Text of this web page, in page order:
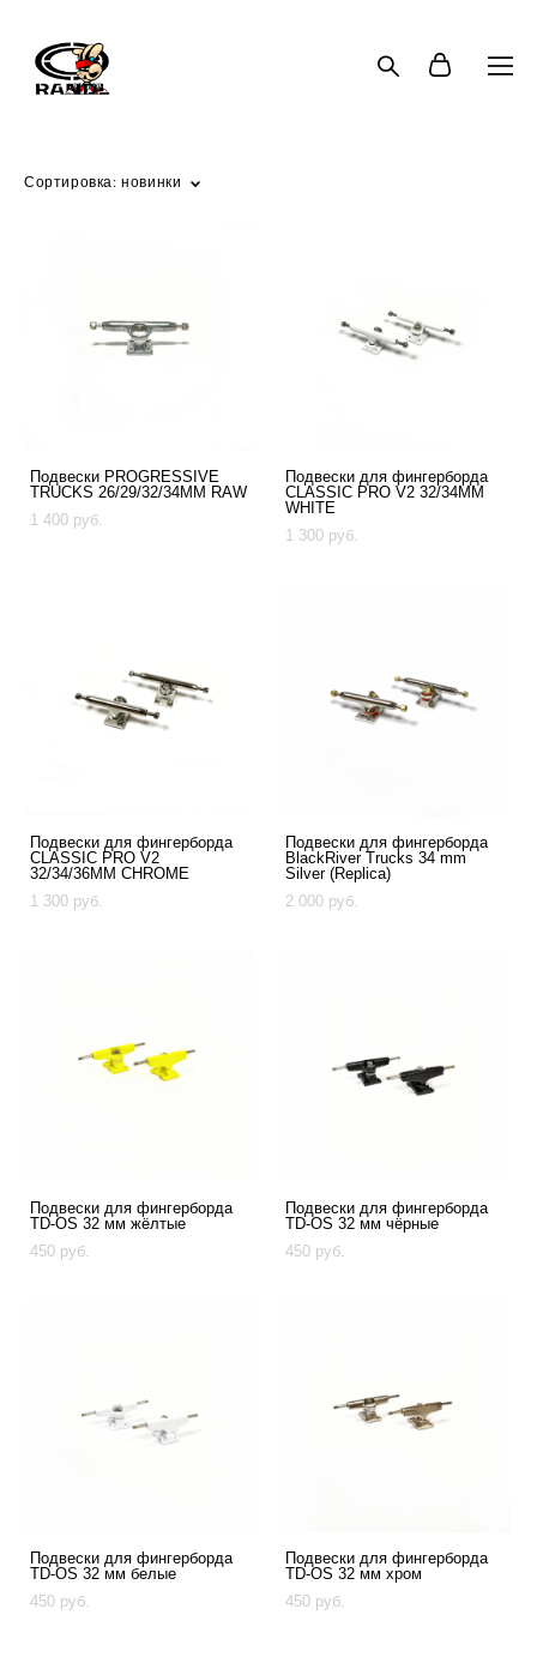
Сортировка: новинки
Подвески PROGRESSIVE
TRUCKS 26/29/32/34MM RAW
1 400 pуб.
Подвески для фингерборда
CLASSIC PRO V2 32/34MM
WHITE
1 300 pуб.
Подвески для фингерборда
CLASSIC PRO V2
32/34/36MM CHROME
1 300 pуб.
Подвески для фингерборда
BlackRiver Trucks 34 mm
Silver (Replica)
2 000 pуб.
Подвески для фингерборда
TD-OS 32 мм жёлтые
450 pуб.
Подвески для фингерборда
TD-OS 32 мм чёрные
450 pуб.
Подвески для фингерборда
TD-OS 32 мм белые
450 pуб.
Подвески для фингерборда
TD-OS 32 мм хром
450 pуб.